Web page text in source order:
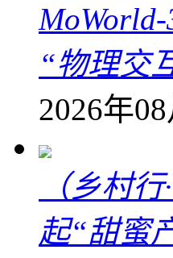
“物理交
2026年
（乡村
起“甜蜜